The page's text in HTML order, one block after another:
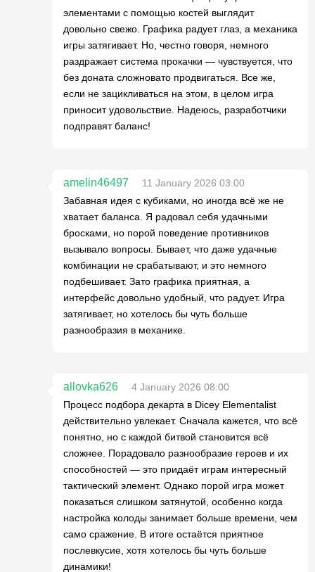
элементами с помощью костей выглядит
довольно свежо. Графика радует глаз, а механика
игры затягивает. Но, честно говоря, немного
раздражает система прокачки — чувствуется, что
без доната сложновато продвигаться. Все же,
если не зацикливаться на этом, в целом игра
приносит удовольствие. Надеюсь, разработчики
подправят баланс!
amelin46497
11 January 2026 03:00
Забавная идея с кубиками, но иногда всё же не
хватает баланса. Я радовал себя удачными
бросками, но порой поведение противников
вызывало вопросы. Бывает, что даже удачные
комбинации не срабатывают, и это немного
подбешивает. Зато графика приятная, а
интерфейс довольно удобный, что радует. Игра
затягивает, но хотелось бы чуть больше
разнообразия в механике.
allovka626
4 January 2026 08:00
Процесс подбора декарта в Dicey Elementalist
действительно увлекает. Сначала кажется, что всё
понятно, но с каждой битвой становится всё
сложнее. Порадовало разнообразие героев и их
способностей — это придаёт играм интересный
тактический элемент. Однако порой игра может
показаться слишком затянутой, особенно когда
настройка колоды занимает больше времени, чем
само сражение. В итоге остаётся приятное
послевкусие, хотя хотелось бы чуть больше
динамики!